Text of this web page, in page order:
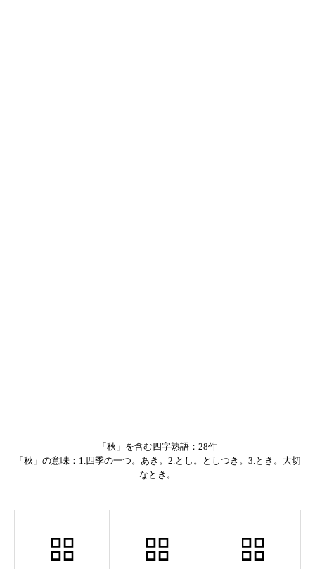
「秋」を含む四字熟語：28件
「秋」の意味：1.四季の一つ。あき。2.とし。としつき。3.とき。大切
なとき。